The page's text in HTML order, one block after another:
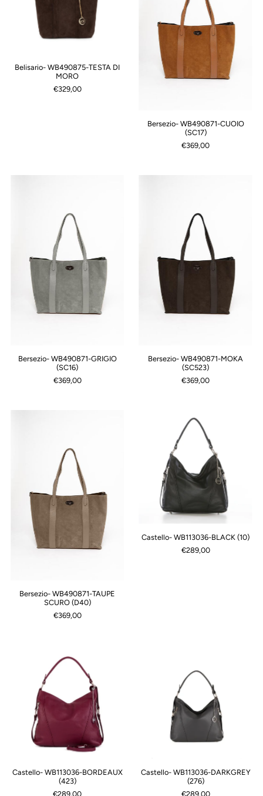
Belisario- WB490875-TESTA DI
MORO
€329,00
Bersezio- WB490871-CUOIO
(SC17)
€369,00
Bersezio- WB490871-GRIGIO
(SC16)
€369,00
Bersezio- WB490871-MOKA
(SC523)
€369,00
Bersezio- WB490871-TAUPE
SCURO (D40)
€369,00
Castello- WB113036-BLACK (10)
€289,00
Castello- WB113036-BORDEAUX
(423)
€289,00
Castello- WB113036-DARKGREY
(276)
€289,00